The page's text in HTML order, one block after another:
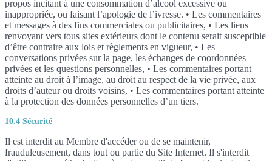
propos incitant à une consommation d’alcool excessive ou
inappropriée, ou faisant l’apologie de l’ivresse. • Les commentaires
et messages à des fins commerciales ou publicitaires, • Les liens
renvoyant vers tous sites extérieurs dont le contenu serait susceptible
d’être contraire aux lois et règlements en vigueur, • Les
conversations privées sur la page, les échanges de coordonnées
privées et les questions personnelles, • Les commentaires portant
atteinte au droit à l’image, au droit au respect de la vie privée, aux
droits d’auteur ou droits voisins, • Les commentaires portant atteinte
à la protection des données personnelles d’un tiers.
10.4 Sécurité
Il est interdit au Membre d'accéder ou de se maintenir,
frauduleusement, dans tout ou partie du Site Internet. Il s'interdit